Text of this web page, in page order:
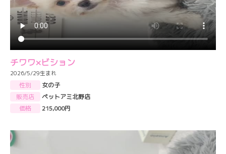
チワワ×ビション
2026/5/29生まれ
性別
女の子
販売店
ペットアミ北野店
価格
215,000円